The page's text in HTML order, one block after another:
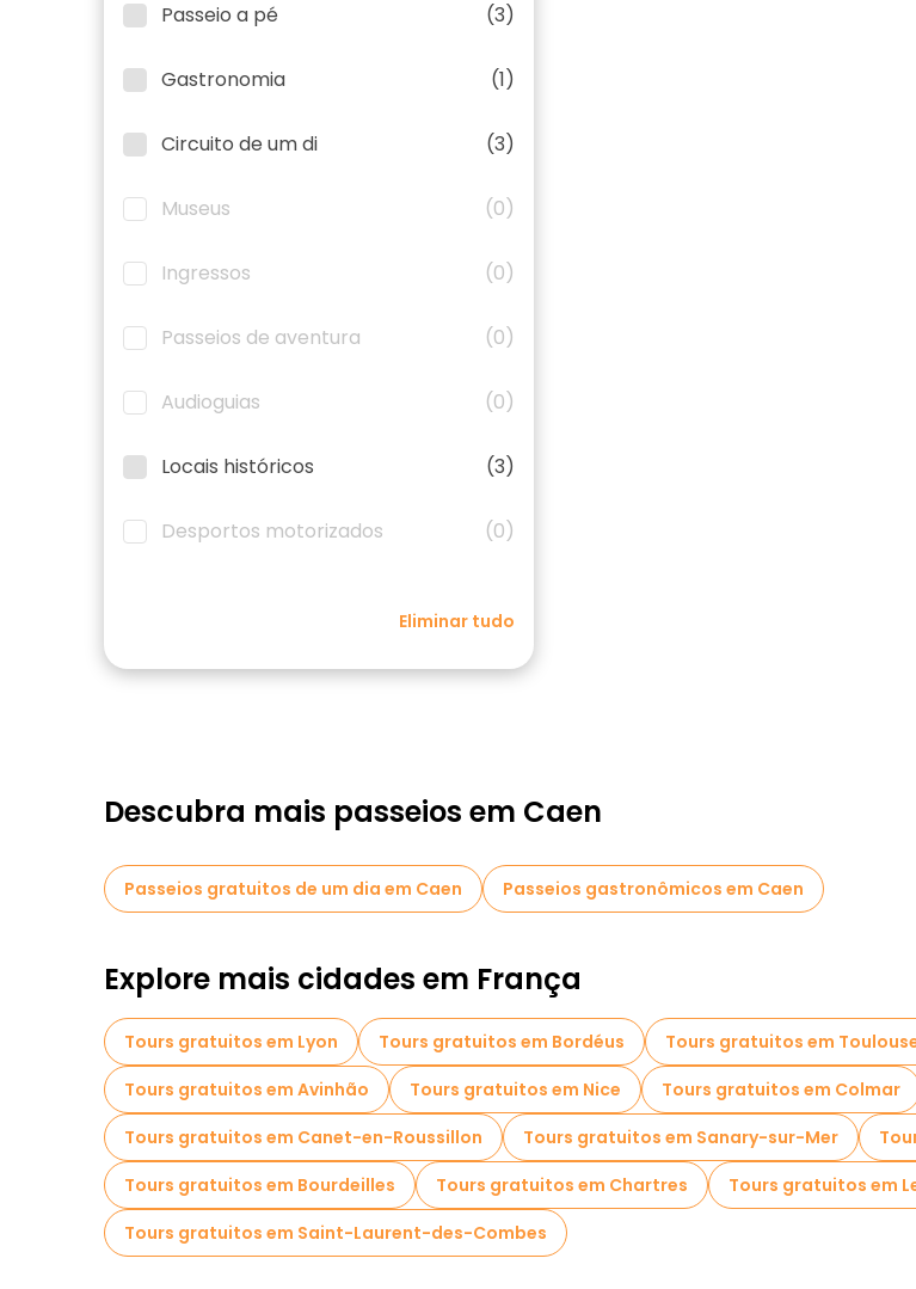
Passeio a pé (3)
Gastronomia (1)
Circuito de um di (3)
Museus (0)
Ingressos (0)
Passeios de aventura (0)
Audioguias (0)
Locais históricos (3)
Desportos motorizados (0)
Eliminar tudo
Descubra mais passeios em Caen
Passeios gratuitos de um dia em Caen Passeios gastronômicos em Caen
Explore mais cidades em França
Tours gratuitos em Lyon Tours gratuitos em Bordéus Tours gratuitos em
Tours gratuitos em Avinhão
Tours gratuitos em Nice Tours gratuitos em Colmar
Tours gratuitos em Canet-en-Roussillon
Tours gratuitos em Sanary-sur-Mer
Tours gratuitos em Bourdeilles
Tours gratuitos em Chartres
Tours gratuitos em
Tours gratuitos em Saint-Laurent-des-Combes